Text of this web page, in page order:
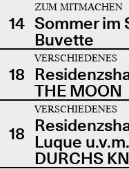
14
ZUM MITMACHEN
Sommer im
Buvette
18
VERSCHIEDENES
THE MOON
18
VERSCHIEDENES
Luque
DURCHS